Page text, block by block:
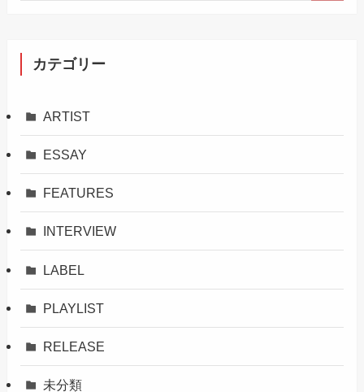
カテゴリー
ARTIST
ESSAY
FEATURES
INTERVIEW
LABEL
PLAYLIST
RELEASE
未分類